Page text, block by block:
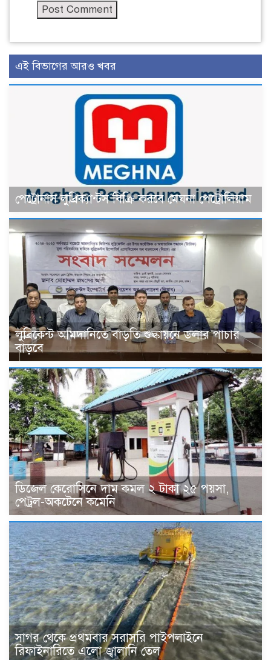
এই বিভাগের আরও খবর
পেট্রোনাস লুব্রিক্যান্টস বিক্রি করবে মেঘনা পেট্রোলিয়াম
লুব্রিকেন্ট আমদানিতে বাড়তি শুল্কায়নে ডলার পাচার
বাড়বে
ডিজেল কেরোসিনে দাম কমল ২ টাকা ২৫ পয়সা,
পেট্রল-অকটেনে কমেনি
সাগর থেকে প্রথমবার সরাসরি পাইপলাইনে
রিফাইনারিতে এলো জ্বালানি তেল